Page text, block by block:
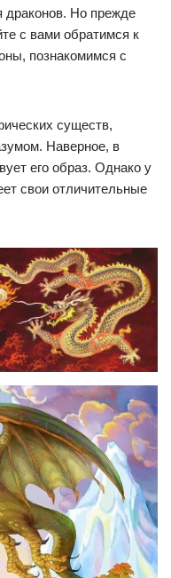
драконов. Но прежде
с вами обратимся к
познакомимся с
существ,
Наверное, в
его образ. Однако у
свои отличительные